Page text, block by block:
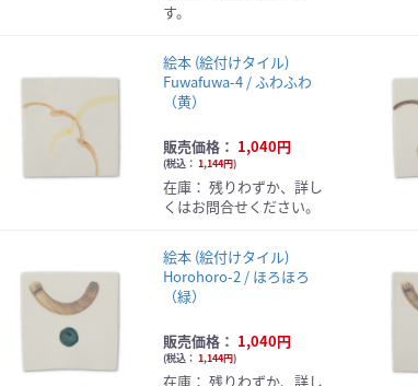
す。
絵本 (絵付けタイル)
Fuwafuwa-4 / ふわふわ
（黄）
販売価格： 1,040円
(税込：1,144円)
在庫：残りわずか、詳し
くはお問合せください。
絵本 (絵付けタイル)
Horohoro-2 / ほろほろ
（緑）
販売価格： 1,040円
(税込：1,144円)
在庫：残りわずか、詳し